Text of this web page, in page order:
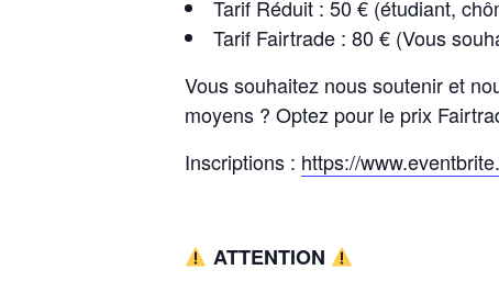
Tarif Réduit : 50 € (étudiant,
Tarif Fairtrade : 80 € (Vous
Vous souhaitez nous soutenir et
moyens ? Optez pour le prix
Inscriptions : https://
ATTENTION